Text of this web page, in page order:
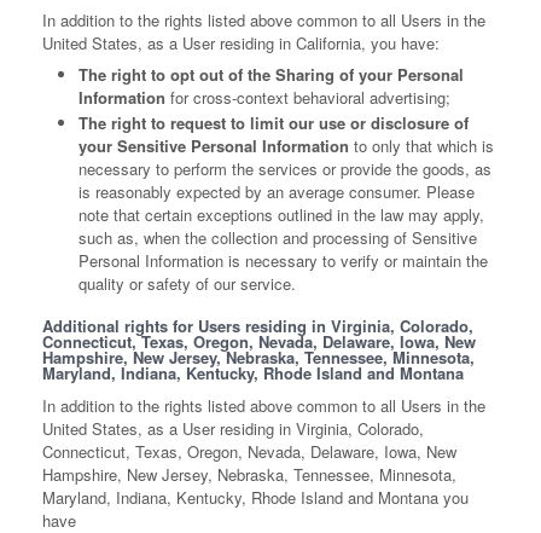
In addition to the rights listed above common to all Users in the
United States, as a User residing in California, you have:
The right to opt out of the Sharing of your Personal
Information for cross-context behavioral advertising;
The right to request to limit our use or disclosure of
your Sensitive Personal Information to only that which is
necessary to perform the services or provide the goods, as
is reasonably expected by an average consumer. Please
note that certain exceptions outlined in the law may apply,
such as, when the collection and processing of Sensitive
Personal Information is necessary to verify or maintain the
quality or safety of our service.
Additional rights for Users residing in Virginia, Colorado,
Connecticut, Texas, Oregon, Nevada, Delaware, Iowa, New
Hampshire, New Jersey, Nebraska, Tennessee, Minnesota,
Maryland, Indiana, Kentucky, Rhode Island and Montana
In addition to the rights listed above common to all Users in the
United States, as a User residing in Virginia, Colorado,
Connecticut, Texas, Oregon, Nevada, Delaware, Iowa, New
Hampshire, New Jersey, Nebraska, Tennessee, Minnesota,
Maryland, Indiana, Kentucky, Rhode Island and Montana you
have